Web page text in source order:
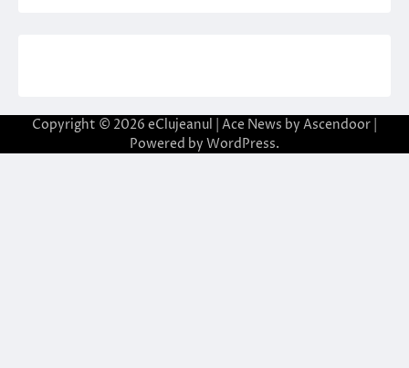
Copyright © 2026 eClujeanul | Ace News by Ascendoor
Powered by WordPress.